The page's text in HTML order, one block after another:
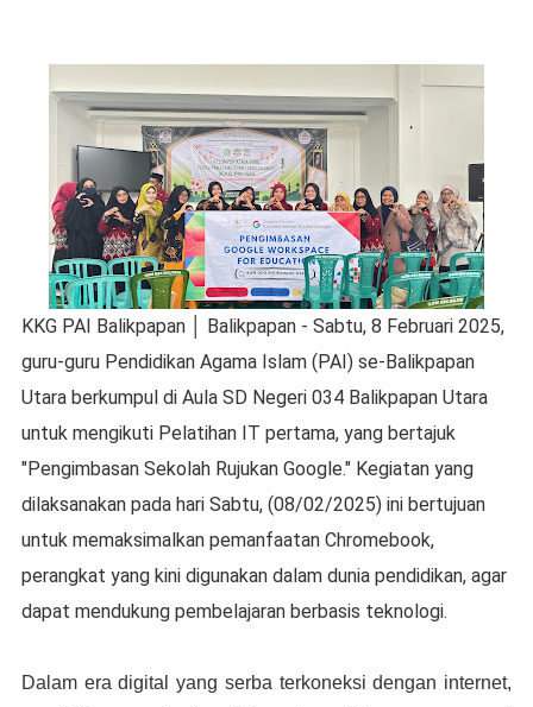
KKG PAI Balikpapan │ Balikpapan - Sabtu, 8 Februari 2025,
guru-guru Pendidikan Agama Islam (PAI) se-Balikpapan
Utara berkumpul di Aula SD Negeri 034 Balikpapan Utara
untuk mengikuti Pelatihan IT pertama, yang bertajuk
"Pengimbasan Sekolah Rujukan Google." Kegiatan yang
dilaksanakan pada hari Sabtu, (08/02/2025) ini bertujuan
untuk memaksimalkan pemanfaatan Chromebook,
perangkat yang kini digunakan dalam dunia pendidikan, agar
dapat mendukung pembelajaran berbasis teknologi.
Dalam era digital yang serba terkoneksi dengan internet,